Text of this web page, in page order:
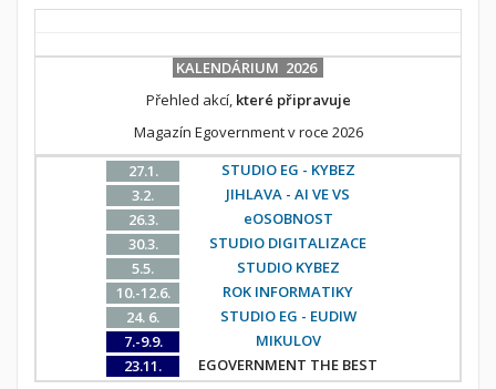
KALENDÁRIUM 2026
Přehled akcí, které připravuje
Magazín Egovernment v roce 2026
27.1.
STUDIO EG - KYBEZ
3.2.
JIHLAVA - AI VE VS
26.3.
eOSOBNOST
30.3.
STUDIO DIGITALIZACE
5.5.
STUDIO KYBEZ
10.-12.6.
ROK INFORMATIKY
24. 6.
STUDIO EG - EUDIW
7.-9.9.
MIKULOV
23.11.
EGOVERNMENT THE BEST